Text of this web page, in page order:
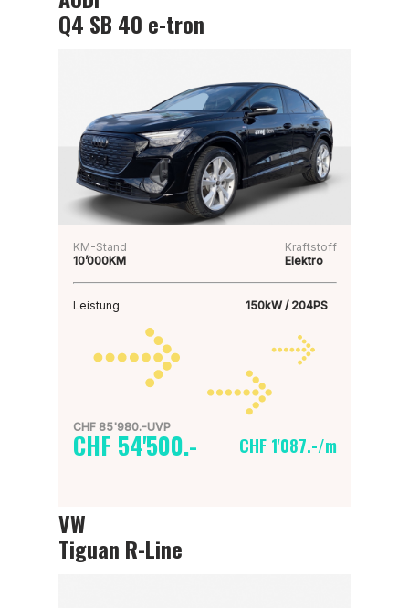
Q4 SB 40 e-tron
KM-Stand
10’000KM
Kraftstoff
Elektro
Leistung 150kW / 204PS
CHF 85'980.-UVP
CHF 54'500.- CHF 1'087.-/m
VW
Tiguan R-Line